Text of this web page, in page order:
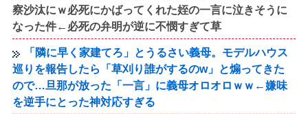
察沙汰にｗ必死にかばってくれた姪の一言に泣きそうに
なった件←必死の弁明が逆に不憫すぎて草
「隣に早く家建てろ」とうるさい義母。モデルハウス
巡りを報告したら「草刈り誰がするのw」と煽ってきた
ので…旦那が放った「一言」に義母オロオロｗｗ←嫌味
を逆手にとった神対応すぎる